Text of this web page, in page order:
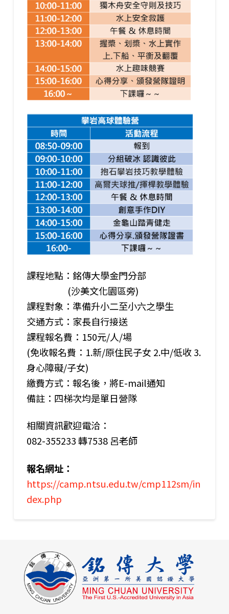
課程地點：銘傳大學金門分部
(沙美文化園區旁)
課程對象：準備升小二至小六之學生
交通方式：家長自行接送
課程報名費：150元/人/場
(免收報名費：1.新/原住民子女 2.中/低收 3.
身心障礙/子女)
繳費方式：報名後，將E-mail通知
備註：四梯次均是單日營隊
相關資訊歡迎電洽：
082-355233 轉7538 呂老師
報名網址：
https://camp.ntsu.edu.tw/cmp112sm/in
dex.php